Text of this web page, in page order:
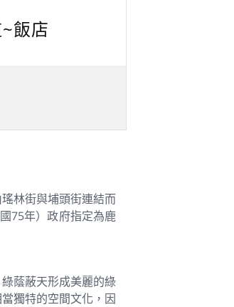
飯店
林街與埔頭街連結而
75年）政府指定為鹿
蔭蔽天形成美麗的綠
獨特的空間文化，因